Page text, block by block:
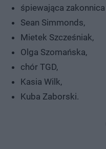
śpiewająca
Sean Simmonds,
Mietek Szcześniak,
Olga Szomańska,
chór TGD,
Kasia Wilk,
Kuba Zaborski.